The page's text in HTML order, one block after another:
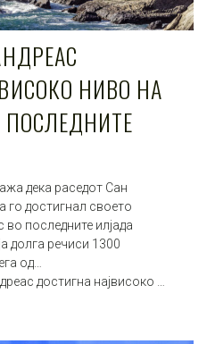
НИВО НА
дека раседот Сан
го достигнал своето
во последните илјада
долга речиси 1300
од…
достигна највисоко …